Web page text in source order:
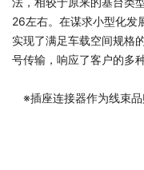
26左右。在谋求小型化发
实现了满足车载空间规格
号传输，响应了客户的多
※插座连接器作为线束